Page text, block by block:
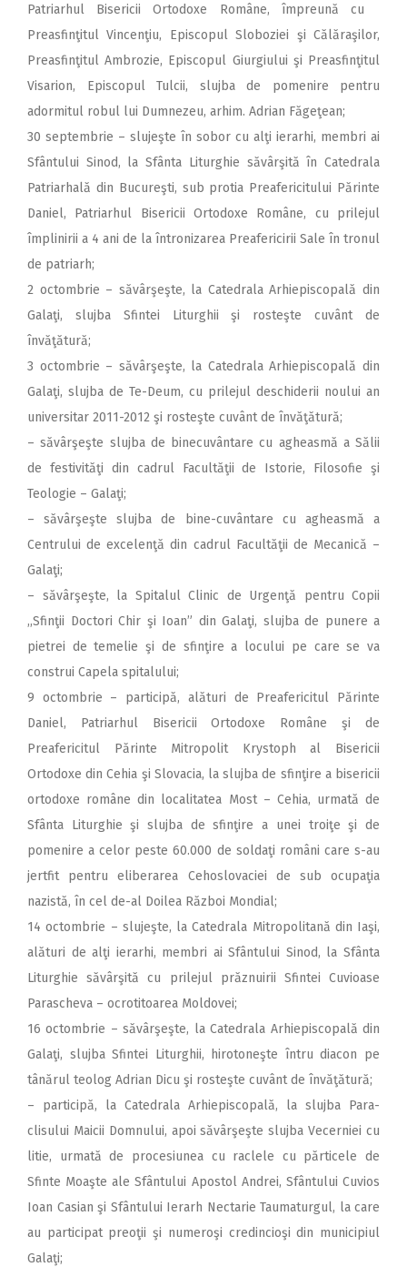
Patriarhul Bisericii Ortodoxe Române, împreună cu
Preasfinţitul Vincenţiu, Episcopul Sloboziei şi Călăraşilor,
Preasfinţitul Ambrozie, Episcopul Giurgiului şi Preasfinţitul
Visarion, Episcopul Tulcii, slujba de pomenire pentru
adormitul robul lui Dumnezeu, arhim. Adrian Făgeţean;
30 septembrie – slujeşte în sobor cu alţi ierarhi, membri ai
Sfântului Sinod, la Sfânta Liturghie săvârşită în Catedrala
Patriarhală din Bucureşti, sub protia Preafericitului Părinte
Daniel, Patriarhul Bisericii Ortodoxe Române, cu prilejul
împlinirii a 4 ani de la întronizarea Preafericirii Sale în tronul
de patriarh;
2 octombrie – săvârşeşte, la Catedrala Arhiepiscopală din
Galaţi, slujba Sfintei Liturghii şi rosteşte cuvânt de
învăţătură;
3 octombrie – săvârşeşte, la Catedrala Arhiepiscopală din
Galaţi, slujba de Te-Deum, cu prilejul deschiderii noului an
universitar 2011-2012 şi rosteşte cuvânt de învăţătură;
– săvârşeşte slujba de binecuvântare cu agheasmă a Sălii
de festivităţi din cadrul Facultăţii de Istorie, Filosofie şi
Teologie – Galaţi;
– săvârşeşte slujba de bine-cuvântare cu agheasmă a
Centrului de excelenţă din cadrul Facultăţii de Mecanică –
Galaţi;
– săvârşeşte, la Spitalul Clinic de Urgenţă pentru Copii
,,Sfinţii Doctori Chir şi Ioan” din Galaţi, slujba de punere a
pietrei de temelie şi de sfinţire a locului pe care se va
construi Capela spitalului;
9 octombrie – participă, alături de Preafericitul Părinte
Daniel, Patriarhul Bisericii Ortodoxe Române şi de
Preafericitul Părinte Mitropolit Krystoph al Bisericii
Ortodoxe din Cehia şi Slovacia, la slujba de sfinţire a bisericii
ortodoxe române din localitatea Most – Cehia, urmată de
Sfânta Liturghie şi slujba de sfinţire a unei troiţe şi de
pomenire a celor peste 60.000 de soldaţi români care s-au
jertfit pentru eliberarea Cehoslovaciei de sub ocupaţia
nazistă, în cel de-al Doilea Război Mondial;
14 octombrie – slujeşte, la Catedrala Mitropolitană din Iaşi,
alături de alţi ierarhi, membri ai Sfântului Sinod, la Sfânta
Liturghie săvârşită cu prilejul prăznuirii Sfintei Cuvioase
Parascheva – ocrotitoarea Moldovei;
16 octombrie – săvârşeşte, la Catedrala Arhiepiscopală din
Galaţi, slujba Sfintei Liturghii, hirotoneşte întru diacon pe
tânărul teolog Adrian Dicu şi rosteşte cuvânt de învăţătură;
– participă, la Catedrala Arhiepiscopală, la slujba Para-
clisului Maicii Domnului, apoi săvârşeşte slujba Vecerniei cu
litie, urmată de procesiunea cu raclele cu părticele de
Sfinte Moaşte ale Sfântului Apostol Andrei, Sfântului Cuvios
Ioan Casian şi Sfântului Ierarh Nectarie Taumaturgul, la care
au participat preoţii şi numeroşi credincioşi din municipiul
Galaţi;